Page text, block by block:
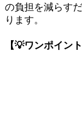
の負担を減らす
ります。
【💡ワンポイン